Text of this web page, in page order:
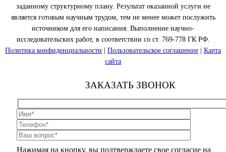
заданному структурному плану. Результат оказанной услуги не
является готовым научным трудом, тем не менее может послужить
источником для его написания. Выполнение научно-
исследовательских работ, в соответствии со ст. 769-778 ГК РФ.
Политика конфиденциальности
Пользовательское соглашение
Карта
сайта
ЗАКАЗАТЬ ЗВОНОК
Нажимая на кнопку, вы подтверждаете свое согласие на